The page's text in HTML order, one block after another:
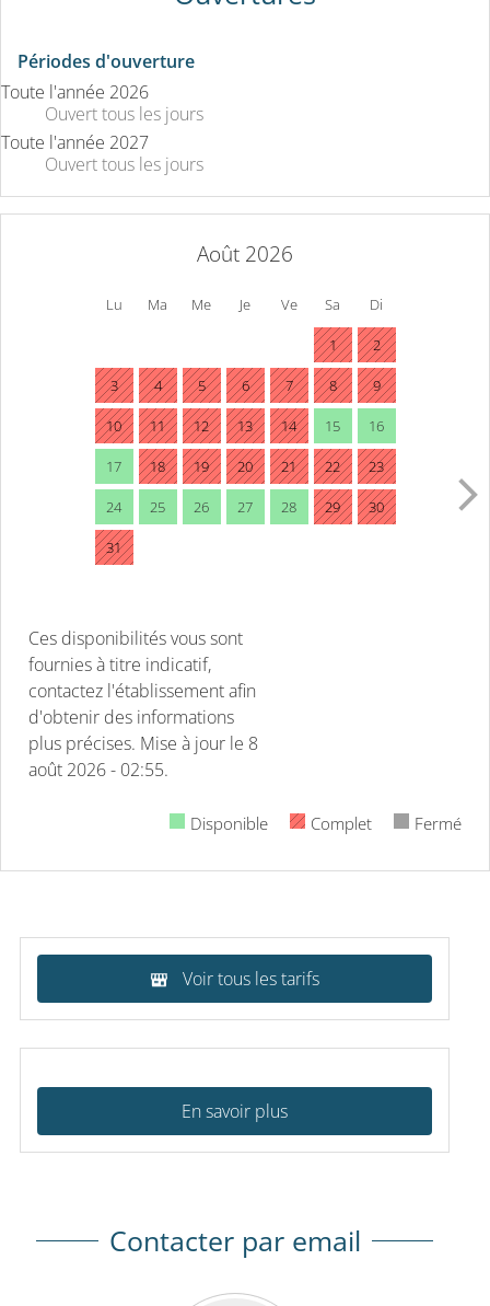
Périodes d'ouverture
Toute l'année 2026
Ouverttous les jours
Toute l'année 2027
Ouverttous les jours
Août 2026
Lu Ma Me Je Ve Sa Di
1 2
3 4 5 6 7 8 9
10 11 12 13 14 15 16
17 18 19 20 21 22 23
24 25 26 27 28 29 30
31
Ces disponibilités vous sont
fournies à titre indicatif,
contactez l'établissement afin
d'obtenir des informations
plus précises. Mise à jour le 8
août 2026 - 02:55.
Disponible Complet Fermé
Voir tous les tarifs
En savoir plus
Contacter par email